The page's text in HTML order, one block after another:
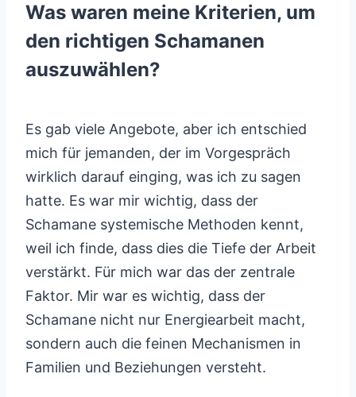
Was waren meine Kriterien, um
den richtigen Schamanen
auszuwählen?
Es gab viele Angebote, aber ich entschied
mich für jemanden, der im Vorgespräch
wirklich darauf einging, was ich zu sagen
hatte. Es war mir wichtig, dass der
Schamane systemische Methoden kennt,
weil ich finde, dass dies die Tiefe der Arbeit
verstärkt. Für mich war das der zentrale
Faktor. Mir war es wichtig, dass der
Schamane nicht nur Energiearbeit macht,
sondern auch die feinen Mechanismen in
Familien und Beziehungen versteht.